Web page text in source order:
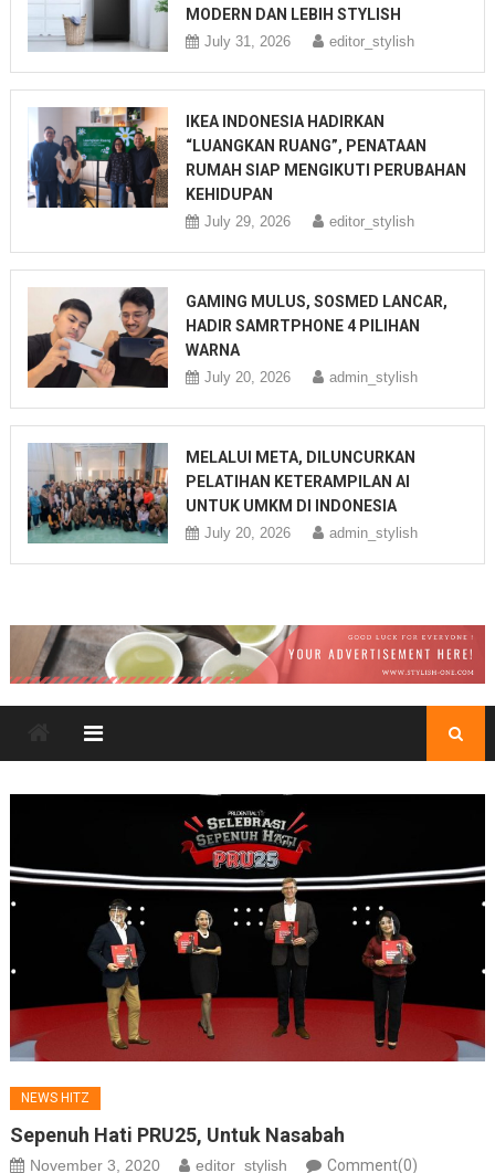
MODERN DAN LEBIH STYLISH
July 31, 2026 editor_stylish
IKEA INDONESIA HADIRKAN
“LUANGKAN RUANG”, PENATAAN
RUMAH SIAP MENGIKUTI PERUBAHAN
KEHIDUPAN
July 29, 2026 editor_stylish
GAMING MULUS, SOSMED LANCAR,
HADIR SAMRTPHONE 4 PILIHAN
WARNA
July 20, 2026 admin_stylish
MELALUI META, DILUNCURKAN
PELATIHAN KETERAMPILAN AI
UNTUK UMKM DI INDONESIA
July 20, 2026 admin_stylish
NEWS HITZ
Sepenuh Hati PRU25, Untuk Nasabah
November 3, 2020 editor_stylish Comment(0)